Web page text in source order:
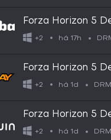
Forza Horizon 5
+2 há 17h
Forza Horizon 5
Series X|S / PC
+2 há 1d
Forza Horizon 5
Series X|S / PC
+2 há 1d